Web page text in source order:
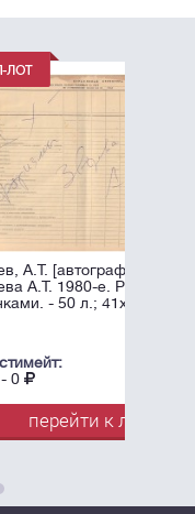
Афоризмы
с
см.